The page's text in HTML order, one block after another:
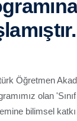
Öğretmen
olan
bilimsel